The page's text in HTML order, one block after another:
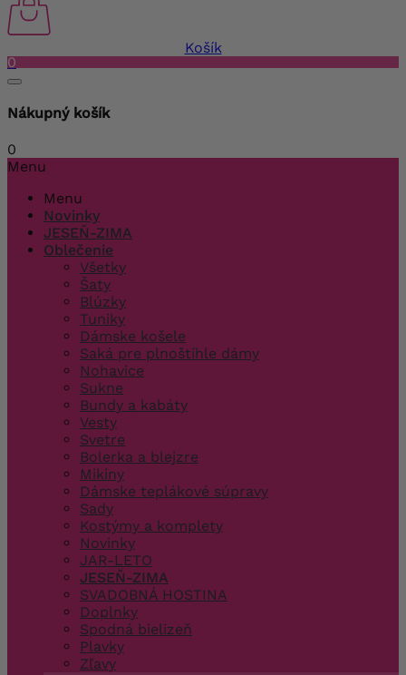
Košík
0
Nákupný košík
0
Menu
Menu
Novinky
JESEŇ-ZIMA
Oblečenie
Všetky
Šaty
Blúzky
Tuniky
Dámske košele
Saká pre plnoštíhle dámy
Nohavice
Sukne
Bundy a kabáty
Vesty
Svetre
Bolerka a blejzre
Mikiny
Dámske teplákové súpravy
Sady
Kostýmy a komplety
Novinky
JAR-LETO
JESEŇ-ZIMA
SVADOBNÁ HOSTINA
Doplnky
Spodná bielizeň
Plavky
Zľavy